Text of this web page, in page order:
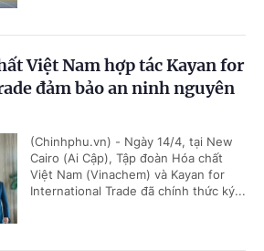
Việt Nam hợp tác Kayan for
đảm bảo an ninh nguyên
(Chinhphu.vn) - Ngày 14/4, tại New
Cairo (Ai Cập), Tập đoàn Hóa chất
Việt Nam (Vinachem) và Kayan for
International Trade đã chính thức ký...